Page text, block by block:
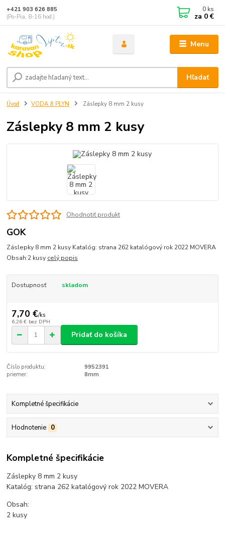
Menu
Hľadať
+421 903 626 885
(Po-Pia, 8-16 hod.)
0 ks
za 0 €
Úvod VODA & PLYN Záslepky 8 mm 2 kusy
Záslepky 8 mm 2 kusy
Ohodnotiť produkt
GOK
Záslepky 8 mm 2 kusy Katalóg: strana 262 katalógový rok 2022 MOVERA
Obsah:2 kusy celý popis
Dostupnosť skladom
7,70 €/ks
6,26 € bez DPH
Pridať do košíka
Číslo produktu:
9952391
priemer:
8mm
Kompletné špecifikácie
Hodnotenie 0
Kompletné špecifikácie
Záslepky 8 mm 2 kusy
Katalóg: strana 262 katalógový rok 2022 MOVERA
Obsah:
2 kusy